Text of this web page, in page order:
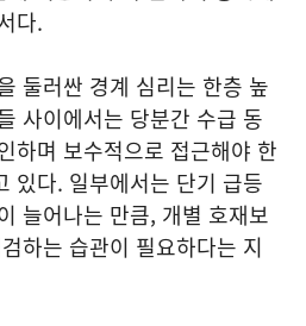
다.
둘러싼 경계 심리는 한층 높
사이에서는 당분간 수급 동
하며 보수적으로 접근해야 한
있다. 일부에서는 단기 급등
늘어나는 만큼, 개별 호재보
하는 습관이 필요하다는 지